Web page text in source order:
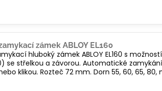
zámek ABLOY EL160
hluboký zámek ABLOY EL160 s
se střelkou a závorou. Automatické
klikou. Rozteč 72 mm. Dorn 55, 60, 65, 80,